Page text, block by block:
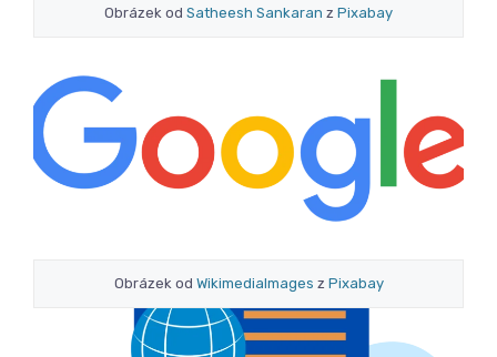
Obrázek od Satheesh Sankaran z Pixabay
Obrázek od WikimediaImages z Pixabay